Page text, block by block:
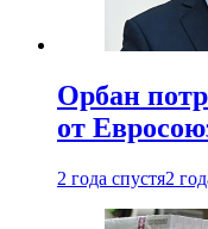
Орбан
от
2 года спустя2